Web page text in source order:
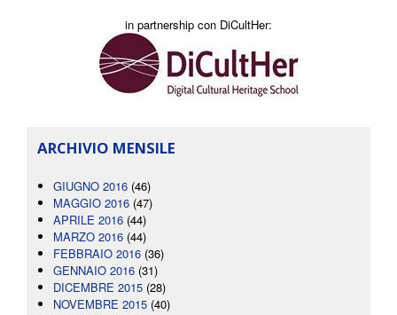
in partnership con DiCultHer:
ARCHIVIO MENSILE
GIUGNO 2016 (46)
MAGGIO 2016 (47)
APRILE 2016 (44)
MARZO 2016 (44)
FEBBRAIO 2016 (36)
GENNAIO 2016 (31)
DICEMBRE 2015 (28)
NOVEMBRE 2015 (40)